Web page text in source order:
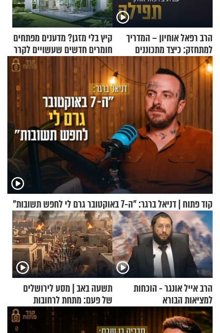
הרב רפאל אוחיון – המדריך
למתחזק: כיצד מתכוננים
לתפילה?
קיץ בלי מזגן? מדענים מפתחים
חומרים חדשים שעשויים לקרר
בתים
קוד פתוח | דניאל ברגר: "ה-7 באוקטובר גרם לי לחפש תשובות"
הרב אייל אונגר - הוכחות
למציאות הבורא
תשעה באב | מסע לירושלים
של פעם: מתחת לרחובות
ירושלים